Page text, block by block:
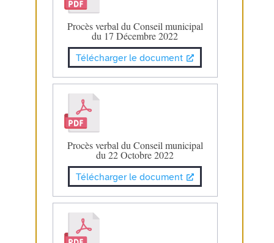
Procès verbal du Conseil municipal
du 17 Décembre 2022
Télécharger le document
Procès verbal du Conseil municipal
du 22 Octobre 2022
Télécharger le document